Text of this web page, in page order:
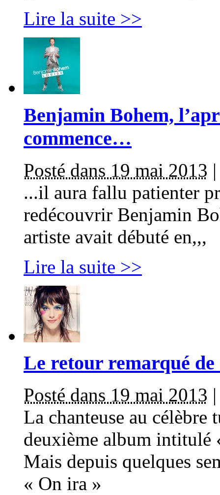
Lire la suite >>
Benjamin Bohem,
commence…
Posté dans 19 mai 2013
...il aura fallu patienter
redécouvrir Benjamin
artiste avait débuté en,,,
Lire la suite >>
Le retour remarqué
Posté dans 19 mai 2013
La chanteuse au célèbre
deuxième album intitulé
Mais depuis quelques
« On ira »